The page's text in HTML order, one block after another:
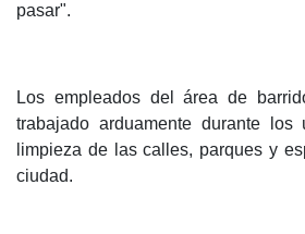
pasar".
Los empleados del área de
trabajado arduamente durante
limpieza de las calles, parques y
ciudad.